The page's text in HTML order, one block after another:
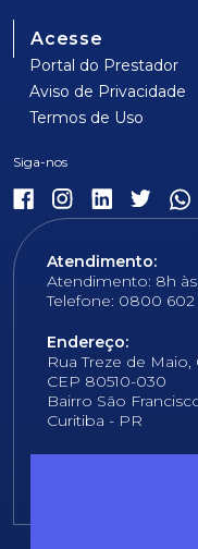
Acesse
Portal do Prestador
Aviso de Privacidade
Termos de Uso
Atendimento:
Atendimento: 8h às
Telefone: 0800 602
Endereço:
Rua Treze de Maio,
CEP 80510-030
Bairro São
Curitiba - PR